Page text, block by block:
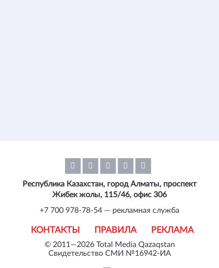
© 2011—2026 Total Media Qazaqstan
Свидетельство СМИ №16942-ИА
КОНТАКТЫ ПРАВИЛА РЕКЛАМА
Республика Казахстан, город Алматы, проспект
Жибек жолы, 115/46, офис 306
+7 700 978-78-54 — рекламная служба